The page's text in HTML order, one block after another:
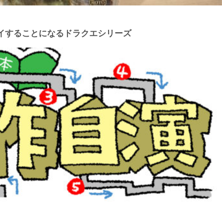
することになるドラクエシリーズ